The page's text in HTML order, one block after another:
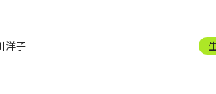
洋子